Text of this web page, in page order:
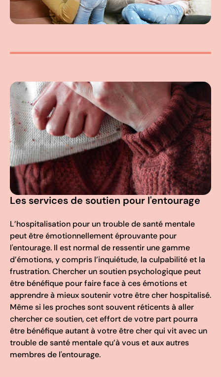
Les services de soutien pour l'entourage
L’hospitalisation pour un trouble de santé mentale
peut être émotionnellement éprouvante pour
l'entourage. Il est normal de ressentir une gamme
d’émotions, y compris l’inquiétude, la culpabilité et la
frustration. Chercher un soutien psychologique peut
être bénéfique pour faire face à ces émotions et
apprendre à mieux soutenir votre être cher hospitalisé.
Même si les proches sont souvent réticents à aller
chercher ce soutien, cet effort de votre part pourra
être bénéfique autant à votre être cher qui vit avec un
trouble de santé mentale qu’à vous et aux autres
membres de l'entourage.